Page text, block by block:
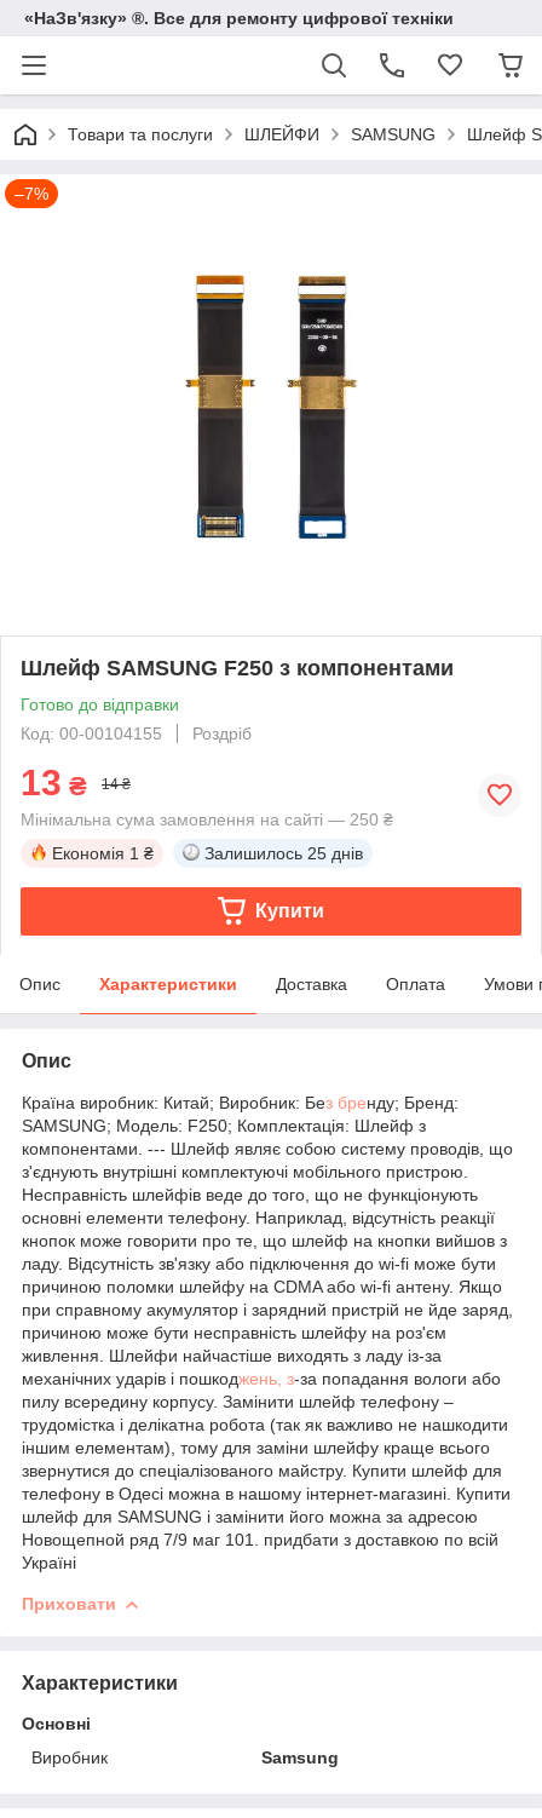
«НаЗв'язку» ®. Все для ремонту цифрової техніки
Товари та послуги ШЛЕЙФИ SAMSUNG Шлейф
–7%
Шлейф SAMSUNG F250 з компонентами
Готово до відправки
Код: 00-00104155
Роздріб
13 ₴ 14 ₴
Мінімальна сума замовлення на сайті — 250 ₴
Економія 1 ₴ Залишилось 25 днів
Купити
Опис Характеристики Доставка Оплата Умови
Опис
Країна виробник: Китай; Виробник: Без бренду; Бренд:
SAMSUNG; Модель: F250; Комплектація: Шлейф з
компонентами. --- Шлейф являє собою систему проводів, що
з'єднують внутрішні комплектуючі мобільного пристрою.
Несправність шлейфів веде до того, що не функціонують
основні елементи телефону. Наприклад, відсутність реакції
кнопок може говорити про те, що шлейф на кнопки вийшов з
ладу. Відсутність зв'язку або підключення до wi-fi може бути
причиною поломки шлейфу на CDMA або wi-fi антену. Якщо
при справному акумулятор і зарядний пристрій не йде заряд,
причиною може бути несправність шлейфу на роз'єм
живлення. Шлейфи найчастіше виходять з ладу із-за
механічних ударів і пошкоджень, з-за попадання вологи або
пилу всередину корпусу. Замінити шлейф телефону –
трудомістка і делікатна робота (так як важливо не нашкодити
іншим елементам), тому для заміни шлейфу краще всього
звернутися до спеціалізованого майстру. Купити шлейф для
телефону в Одесі можна в нашому інтернет-магазині. Купити
шлейф для SAMSUNG і замінити його можна за адресою
Новощепной ряд 7/9 маг 101. придбати з доставкою по всій
Україні
Приховати
Характеристики
Основні
Виробник
Samsung